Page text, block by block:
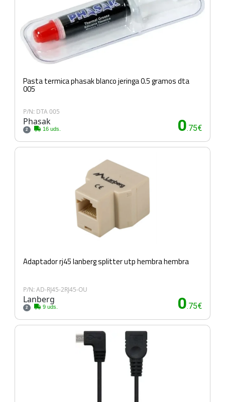
Pasta termica phasak blanco jeringa 0.5 gramos dta
005
P/N: DTA 005
Phasak
2 16 uds. 0.75€
Adaptador rj45 lanberg splitter utp hembra hembra
P/N: AD-RJ45-2RJ45-OU
Lanberg
2 9 uds. 0.75€